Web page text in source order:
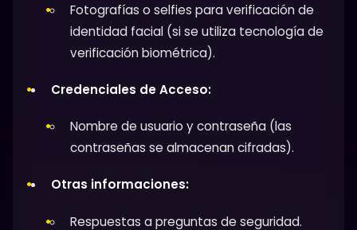
Fotografías o selfies para verificación de
identidad facial (si se utiliza tecnología de
verificación biométrica).
Credenciales de Acceso:
Nombre de usuario y contraseña (las
contraseñas se almacenan cifradas).
Otras informaciones:
Respuestas a preguntas de seguridad.